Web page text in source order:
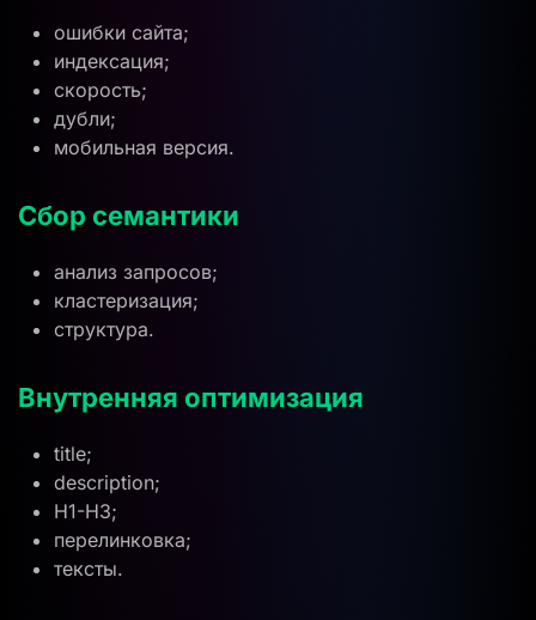
ошибки сайта;
индексация;
скорость;
дубли;
мобильная версия.
Сбор семантики
анализ запросов;
кластеризация;
структура.
Внутренняя оптимизация
title;
description;
H1-H3;
перелинковка;
тексты.